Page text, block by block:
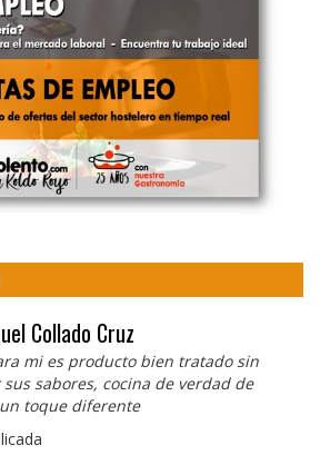
Collado Cruz
mi es producto bien tratado sin
sabores, cocina de verdad de
toque diferente